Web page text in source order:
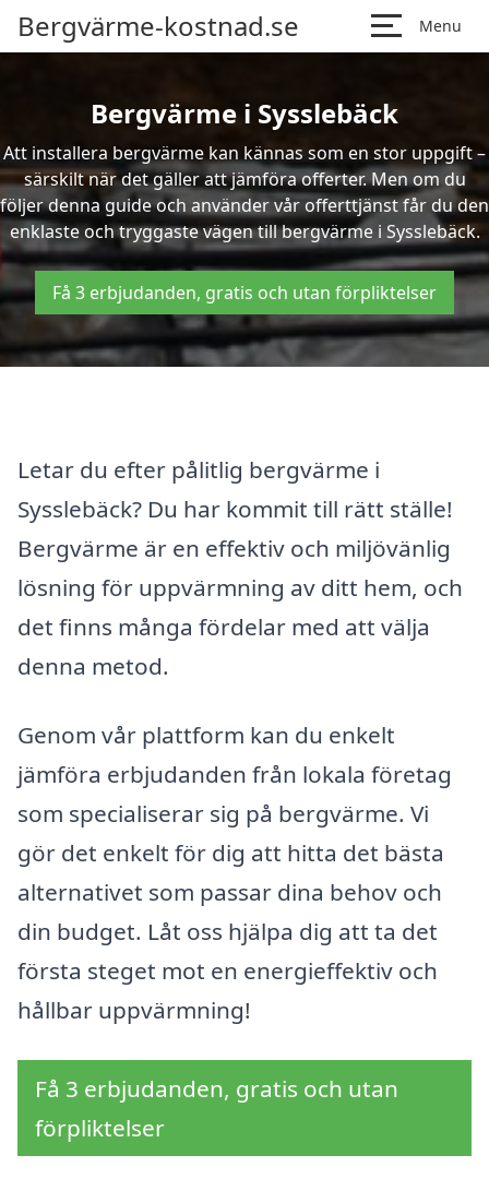
Bergvärme-kostnad.se Menu
Bergvärme i Sysslebäck
Att installera bergvärme kan kännas som en stor uppgift –
särskilt när det gäller att jämföra offerter. Men om du
följer denna guide och använder vår offerttjänst får du den
enklaste och tryggaste vägen till bergvärme i Sysslebäck.
Få 3 erbjudanden, gratis och utan förpliktelser
Letar du efter pålitlig bergvärme i
Sysslebäck? Du har kommit till rätt ställe!
Bergvärme är en effektiv och miljövänlig
lösning för uppvärmning av ditt hem, och
det finns många fördelar med att välja
denna metod.
Genom vår plattform kan du enkelt
jämföra erbjudanden från lokala företag
som specialiserar sig på bergvärme. Vi
gör det enkelt för dig att hitta det bästa
alternativet som passar dina behov och
din budget. Låt oss hjälpa dig att ta det
första steget mot en energieffektiv och
hållbar uppvärmning!
Få 3 erbjudanden, gratis och utan
förpliktelser